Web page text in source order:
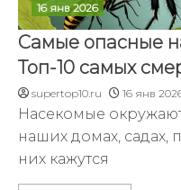
16 янв 2026
Самые опасные
Топ-10 самых
supertop10.ru 16 янв
Насекомые
наших домах, садах,
них кажутся